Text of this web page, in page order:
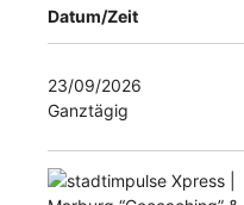
Datum/Zeit
23/09/2026
Ganztägig